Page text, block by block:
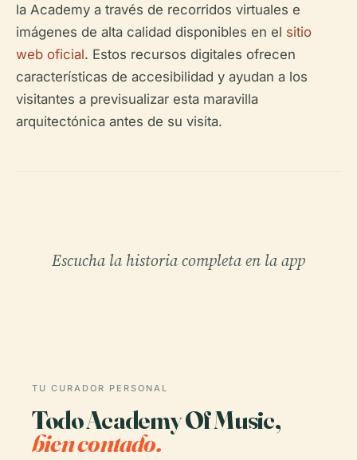
la Academy a través de recorridos virtuales e
imágenes de alta calidad disponibles en el sitio
web oficial. Estos recursos digitales ofrecen
características de accesibilidad y ayudan a los
visitantes a previsualizar esta maravilla
arquitectónica antes de su visita.
Escucha la historia completa en la app
TU CURADOR PERSONAL
Todo Academy Of Music,
bien contado.